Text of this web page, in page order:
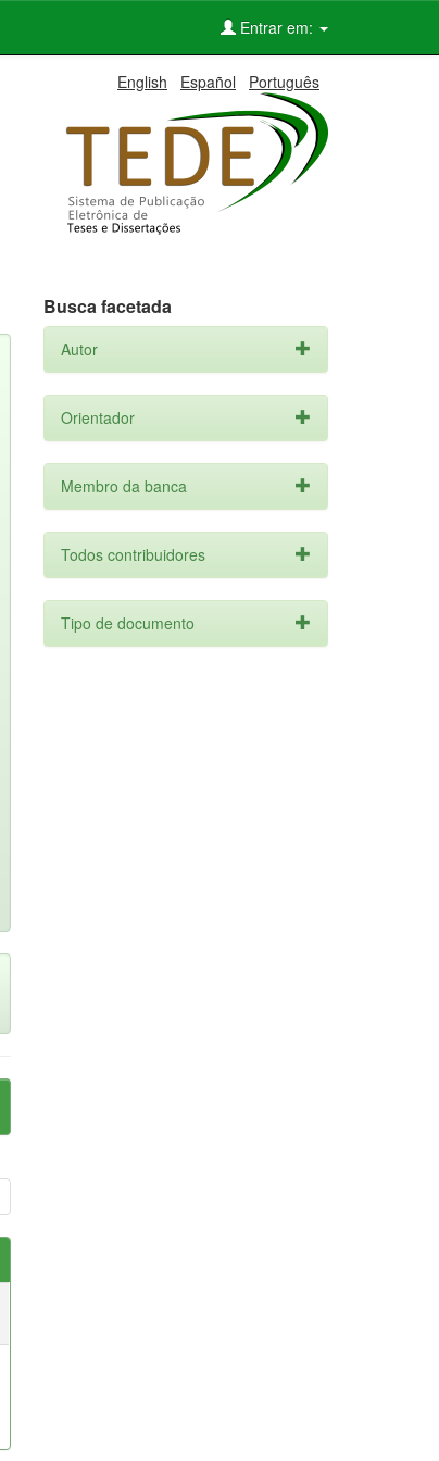
Entrar em:
English Español Português
Busca facetada
Autor
Orientador
Membro da banca
Todos contribuidores
Tipo de documento